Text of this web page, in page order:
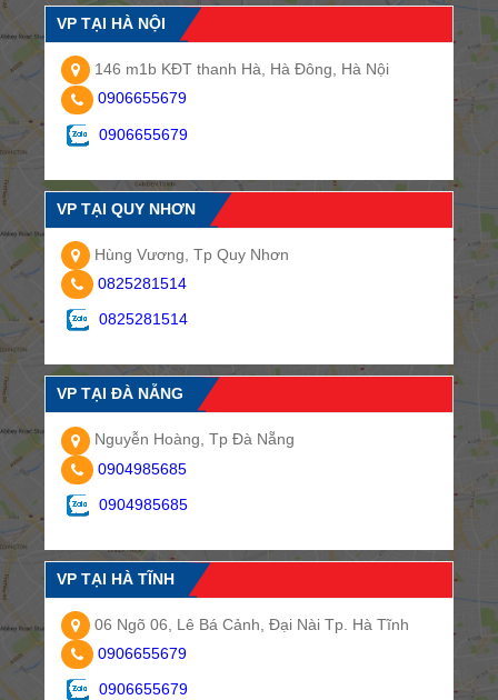
VP TẠI HÀ NỘI
146 m1b KĐT thanh Hà, Hà Đông, Hà Nội
0906655679
0906655679
VP TẠI QUY NHƠN
Hùng Vương, Tp Quy Nhơn
0825281514
0825281514
VP TẠI ĐÀ NẴNG
Nguyễn Hoàng, Tp Đà Nẵng
0904985685
0904985685
VP TẠI HÀ TĨNH
06 Ngõ 06, Lê Bá Cảnh, Đại Nài Tp. Hà Tĩnh
0906655679
0906655679